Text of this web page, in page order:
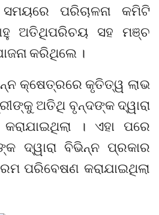
ପରିଚାଳନା କମିଟି
ଅତିଥିପରିଚୟ ସହ ମଞ୍ଚ
କରିଥିଲେ ।
କ୍ଷେତ୍ରରେ କୃତିତ୍ୱ ଲାଭ
ଅତିଥି ବୃନ୍ଦଙ୍କ ଦ୍ୱାରା
। ଏହା ପରେ
ଦ୍ୱାରା ବିଭିନ୍ନ ପ୍ରକାର
ପରିବେଷଣ କରାଯାଇଥିଲା